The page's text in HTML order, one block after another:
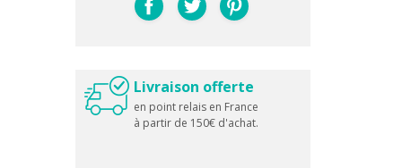
Livraison offerte
en point relais en France
à partir de 150€ d'achat.